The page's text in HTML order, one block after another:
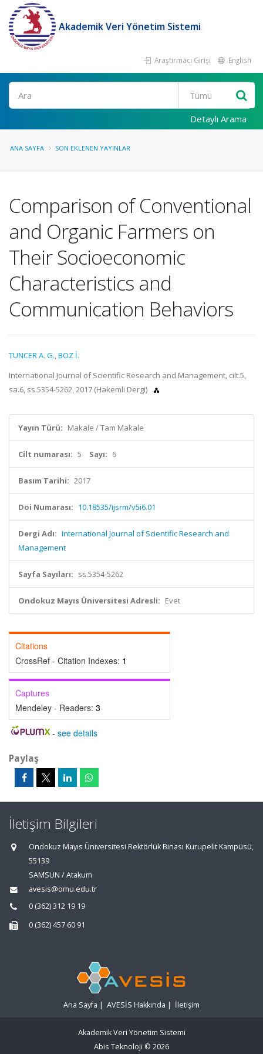
Akademik Veri Yönetim Sistemi
Araştırmacı Girişi English
Ara
Detaylı Arama
ANA SAYFA SON EKLENEN YAYINLAR
Comparison of Conventional
and Organic Farmers on
Their Socioeconomic
Characteristics and
Communication Behaviors
TUNCER A. G.,BOZ İ.
International Journal of Scientific Research and Management, cilt.5,
sa.6, ss.5354-5262, 2017 (Hakemli Dergi)
Yayın Türü: Makale / Tam Makale
Cilt numarası: 5 Sayı: 6
Basım Tarihi: 2017
Doi Numarası: 10.18535/ijsrm/v5i6.01
Dergi Adı: International Journal of Scientific Research and
Management
Sayfa Sayıları: ss.5354-5262
Ondokuz Mayıs Üniversitesi Adresli: Evet
Citations
CrossRef - Citation Indexes: 1
Captures
Mendeley - Readers: 3
- see details
Paylaş
İletişim Bilgileri
Ondokuz Mayıs Üniversitesi Rektörlük Binası Kurupelit Kampüsü,
55139
SAMSUN / Atakum
avesis@omu.edu.tr
0 (362) 312 19 19
0 (362) 457 60 91
Ana Sayfa | AVESİS Hakkında | İletişim
Akademik Veri Yönetim Sistemi
Abis Teknoloji © 2026